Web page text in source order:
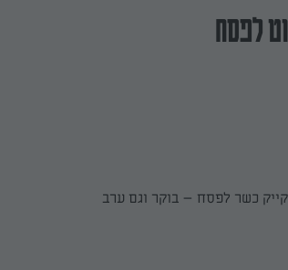
לפסח
כשר לפסח – בוקר וגם ערב